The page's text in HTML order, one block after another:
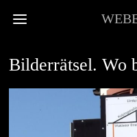
Bilderrätsel. Wo